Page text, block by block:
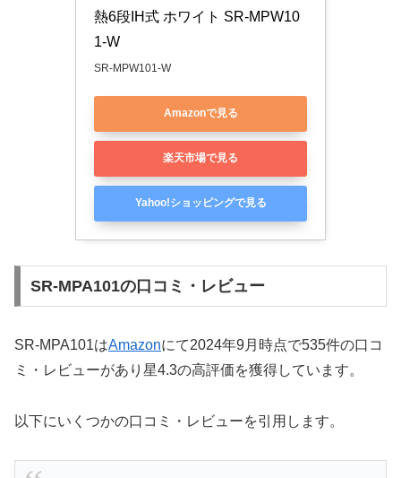
熱6段IH式 ホワイト SR-MPW10
1-W
SR-MPW101-W
Amazonで見る
楽天市場で見る
Yahoo!ショッピングで見る
SR-MPA101の口コミ・レビュー
SR-MPA101はAmazonにて2024年9月時点で535件の口コ
ミ・レビューがあり星4.3の高評価を獲得しています。
以下にいくつかの口コミ・レビューを引用します。